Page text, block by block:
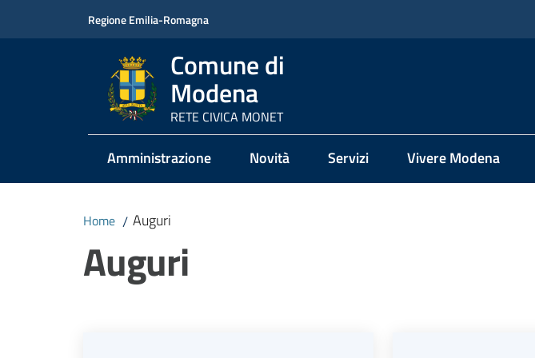
Regione Emilia-Romagna
Comune di
Modena
RETE CIVICA MONET
Amministrazione Novità Servizi Vivere Modena
Home / Auguri
Auguri